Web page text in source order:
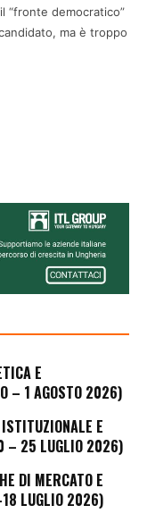
“fronte democratico”
ma è troppo
E
– 1 AGOSTO 2026)
E
– 25 LUGLIO 2026)
DI MERCATO E
18 LUGLIO 2026)